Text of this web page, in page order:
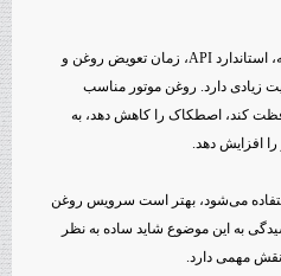
در چنین شرایطی، توجه به ویسکوزیته، استاندارد API، زمان تعویض روغن و
زیادی دارد. روغن موتور مناسب
کند، اصطکاک را کاهش دهد، به
افزایش دهد.
می‌شود، بهتر است سرویس روغن
به این موضوع شاید ساده به نظر
مهمی دارد.